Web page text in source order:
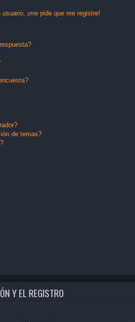
¡me pide que me registre!
de temas?
Y EL REGISTRO